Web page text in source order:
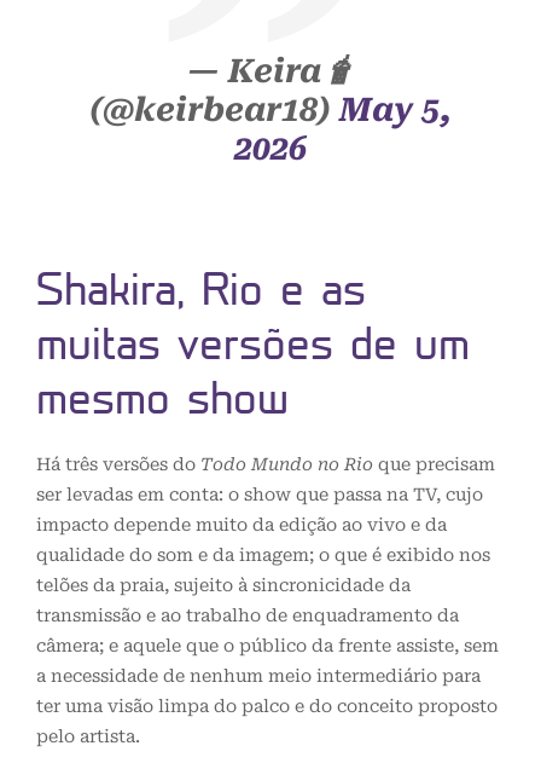
— Keira🧋
(@keirbear18)May 5,
2026
Shakira, Rio e as
muitas versões de um
mesmo show
Há três versões do Todo Mundo no Rio que precisam
ser levadas em conta: o show que passa na TV, cujo
impacto depende muito da edição ao vivo e da
qualidade do som e da imagem; o que é exibido nos
telões da praia, sujeito à sincronicidade da
transmissão e ao trabalho de enquadramento da
câmera; e aquele que o público da frente assiste, sem
a necessidade de nenhum meio intermediário para
ter uma visão limpa do palco e do conceito proposto
pelo artista.